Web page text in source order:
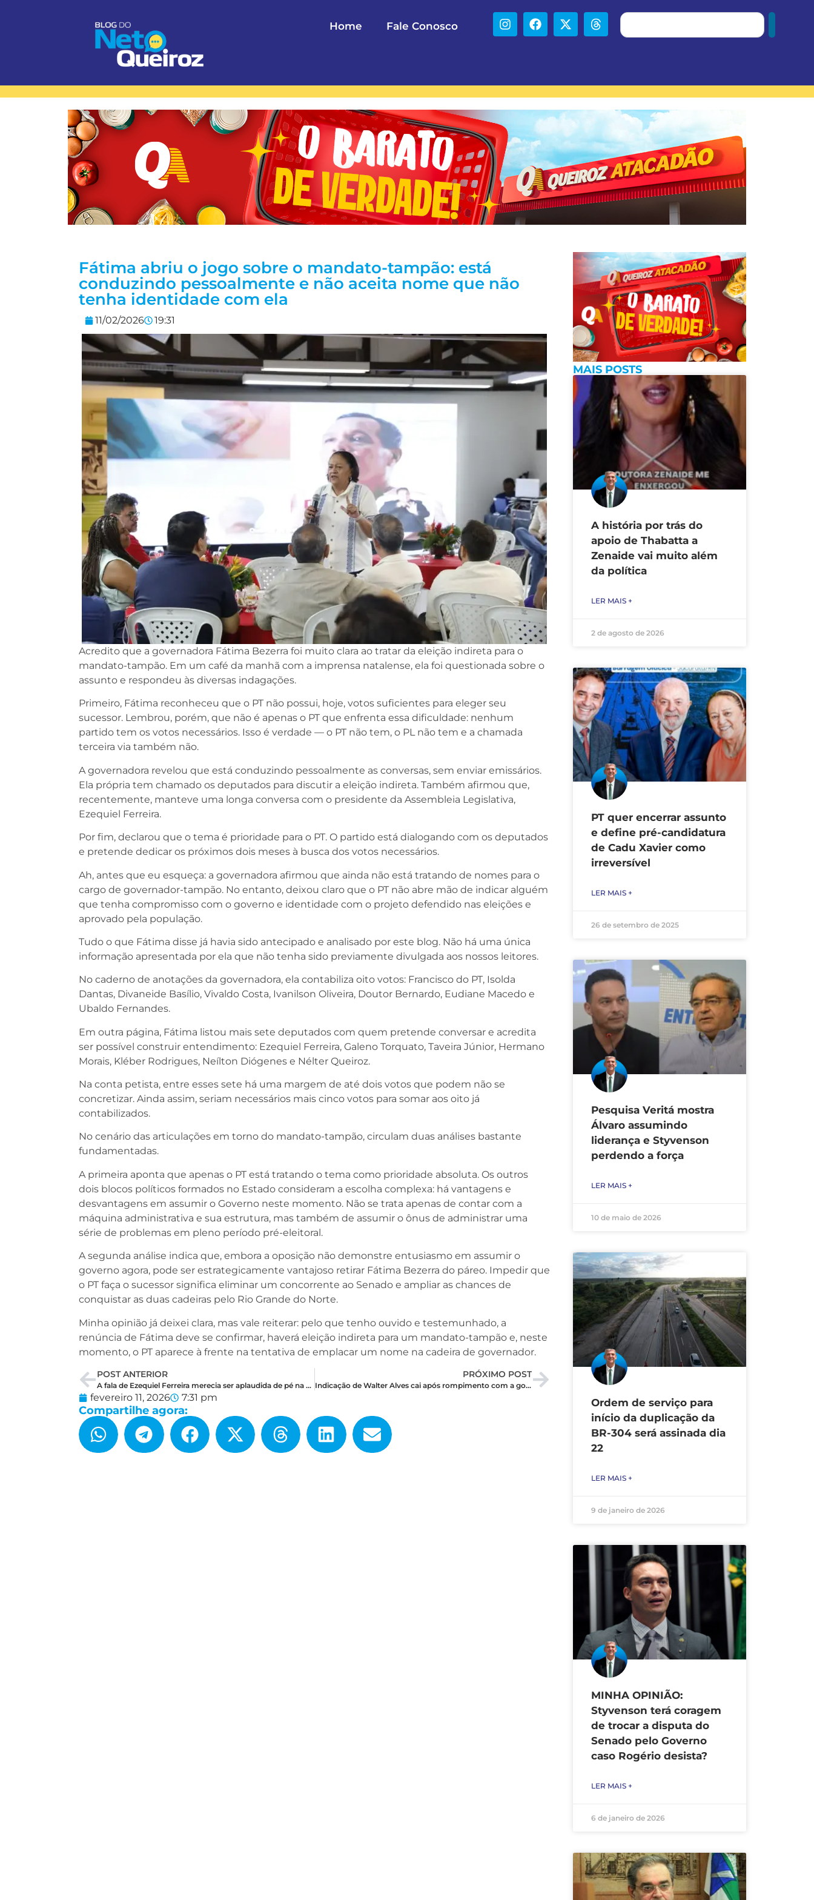
Home Fale Conosco
Fátima abriu o jogo sobre o mandato-tampão: está
conduzindo pessoalmente e não aceita nome que não
tenha identidade com ela
11/02/2026 19:31
Acredito que a governadora Fátima Bezerra foi muito clara ao tratar da eleição indireta para o
mandato-tampão. Em um café da manhã com a imprensa natalense, ela foi questionada sobre o
assunto e respondeu às diversas indagações.
Primeiro, Fátima reconheceu que o PT não possui, hoje, votos suficientes para eleger seu
sucessor. Lembrou, porém, que não é apenas o PT que enfrenta essa dificuldade: nenhum
partido tem os votos necessários. Isso é verdade — o PT não tem, o PL não tem e a chamada
terceira via também não.
A governadora revelou que está conduzindo pessoalmente as conversas, sem enviar emissários.
Ela própria tem chamado os deputados para discutir a eleição indireta. Também afirmou que,
recentemente, manteve uma longa conversa com o presidente da Assembleia Legislativa,
Ezequiel Ferreira.
Por fim, declarou que o tema é prioridade para o PT. O partido está dialogando com os deputados
e pretende dedicar os próximos dois meses à busca dos votos necessários.
Ah, antes que eu esqueça: a governadora afirmou que ainda não está tratando de nomes para o
cargo de governador-tampão. No entanto, deixou claro que o PT não abre mão de indicar alguém
que tenha compromisso com o governo e identidade com o projeto defendido nas eleições e
aprovado pela população.
Tudo o que Fátima disse já havia sido antecipado e analisado por este blog. Não há uma única
informação apresentada por ela que não tenha sido previamente divulgada aos nossos leitores.
No caderno de anotações da governadora, ela contabiliza oito votos: Francisco do PT, Isolda
Dantas, Divaneide Basílio, Vivaldo Costa, Ivanilson Oliveira, Doutor Bernardo, Eudiane Macedo e
Ubaldo Fernandes.
Em outra página, Fátima listou mais sete deputados com quem pretende conversar e acredita
ser possível construir entendimento: Ezequiel Ferreira, Galeno Torquato, Taveira Júnior, Hermano
Morais, Kléber Rodrigues, Neílton Diógenes e Nélter Queiroz.
Na conta petista, entre esses sete há uma margem de até dois votos que podem não se
concretizar. Ainda assim, seriam necessários mais cinco votos para somar aos oito já
contabilizados.
No cenário das articulações em torno do mandato-tampão, circulam duas análises bastante
fundamentadas.
A primeira aponta que apenas o PT está tratando o tema como prioridade absoluta. Os outros
dois blocos políticos formados no Estado consideram a escolha complexa: há vantagens e
desvantagens em assumir o Governo neste momento. Não se trata apenas de contar com a
máquina administrativa e sua estrutura, mas também de assumir o ônus de administrar uma
série de problemas em pleno período pré-eleitoral.
A segunda análise indica que, embora a oposição não demonstre entusiasmo em assumir o
governo agora, pode ser estrategicamente vantajoso retirar Fátima Bezerra do páreo. Impedir que
o PT faça o sucessor significa eliminar um concorrente ao Senado e ampliar as chances de
conquistar as duas cadeiras pelo Rio Grande do Norte.
Minha opinião já deixei clara, mas vale reiterar: pelo que tenho ouvido e testemunhado, a
renúncia de Fátima deve se confirmar, haverá eleição indireta para um mandato-tampão e, neste
momento, o PT aparece à frente na tentativa de emplacar um nome na cadeira de governador.
POST ANTERIOR
A fala de Ezequiel Ferreira merecia ser aplaudida de pé na Assembleia. Ele deu uma aula.
PRÓXIMO POST
Indicação de Walter Alves cai após rompimento com a governadora e ida para a oposição
fevereiro 11, 2026 7:31 pm
Compartilhe agora:
MAIS POSTS
A história por trás do
apoio de Thabatta a
Zenaide vai muito além
da política
LER MAIS +
2 de agosto de 2026
PT quer encerrar assunto
e define pré-candidatura
de Cadu Xavier como
irreversível
LER MAIS +
26 de setembro de 2025
Pesquisa Veritá mostra
Álvaro assumindo
liderança e Styvenson
perdendo a força
LER MAIS +
10 de maio de 2026
Ordem de serviço para
início da duplicação da
BR-304 será assinada dia
22
LER MAIS +
9 de janeiro de 2026
MINHA OPINIÃO:
Styvenson terá coragem
de trocar a disputa do
Senado pelo Governo
caso Rogério desista?
LER MAIS +
6 de janeiro de 2026